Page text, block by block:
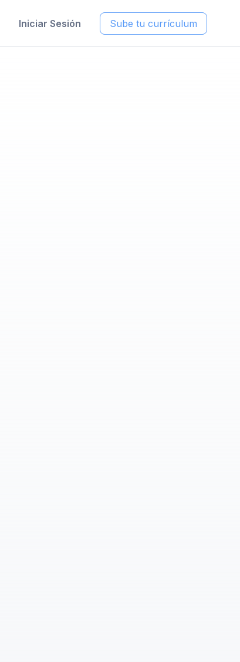
Iniciar Sesión Sube tu currículum